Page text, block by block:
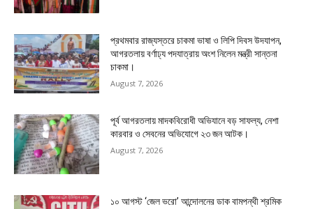
প্রথমবার রাজ্যস্তরে চাকমা ভাষা ও লিপি দিবস উদযাপন,
আগরতলায় বর্ণাঢ্য পদযাত্রায় অংশ নিলেন মন্ত্রী সান্তনা
চাকমা।
August 7, 2026
পূর্ব আগরতলায় মাদকবিরোধী অভিযানে বড় সাফল্য, নেশা
কারবার ও সেবনের অভিযোগে ২৩ জন আটক।
August 7, 2026
১০ আগস্ট ‘জেল ভরো’ আন্দোলনের ডাক বামপন্থী শ্রমিক